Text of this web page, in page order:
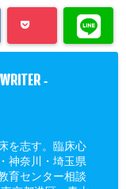
WRITER -
を志す。臨床心
神奈川・埼玉県
育センター相談